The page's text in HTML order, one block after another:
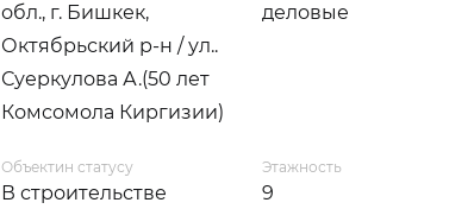
обл., г. Бишкек,
Октябрьский р-н / ул..
Суеркулова А.(50 лет
Комсомола Киргизии)
деловые
Объектин статусу
В строительстве
Этажность
9